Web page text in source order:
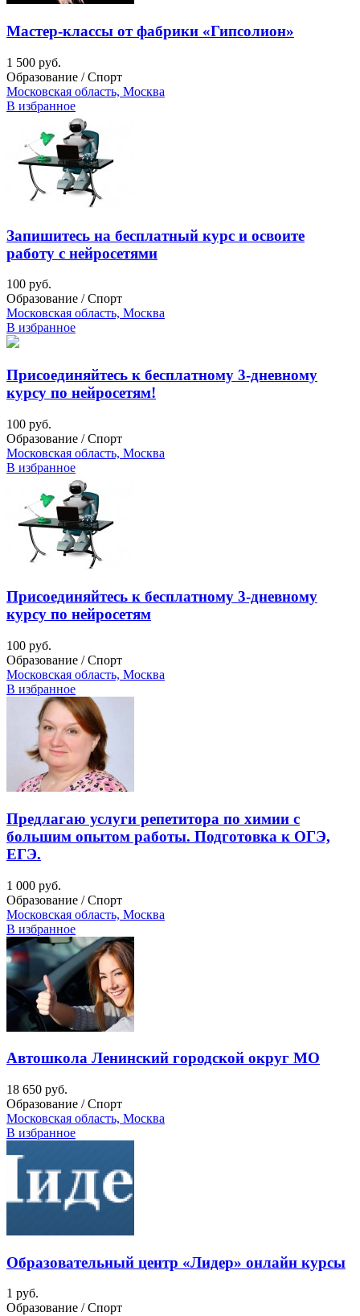
Мастер-классы от фабрики «Гипсолион»
1 500 руб.
Образование / Спорт
Московская область, Москва
В избранное
Запишитесь на бесплатный курс и освоите
работу с нейросетями
100 руб.
Образование / Спорт
Московская область, Москва
В избранное
Присоединяйтесь к бесплатному 3-дневному
курсу по нейросетям!
100 руб.
Образование / Спорт
Московская область, Москва
В избранное
Присоединяйтесь к бесплатному 3-дневному
курсу по нейросетям
100 руб.
Образование / Спорт
Московская область, Москва
В избранное
Предлагаю услуги репетитора по химии с
большим опытом работы. Подготовка к ОГЭ,
ЕГЭ.
1 000 руб.
Образование / Спорт
Московская область, Москва
В избранное
Автошкола Ленинский городской округ МО
18 650 руб.
Образование / Спорт
Московская область, Москва
В избранное
Образовательный центр «Лидер» онлайн курсы
1 руб.
Образование / Спорт